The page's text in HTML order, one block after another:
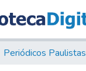
Periódicos Paulistas